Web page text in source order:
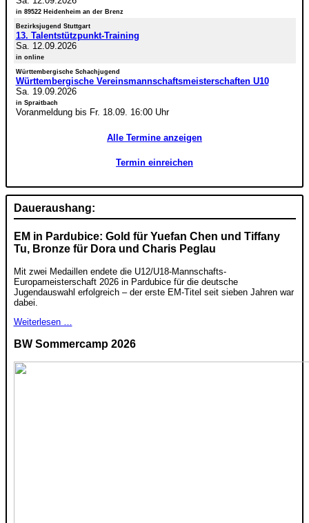
in 89522 Heidenheim an der Brenz
Bezirksjugend Stuttgart
13. Talentstützpunkt-Training
Sa. 12.09.2026
in online
Württembergische Schachjugend
Württembergische Vereinsmannschaftsmeisterschaften U10
Sa. 19.09.2026
in Spraitbach
Voranmeldung bis Fr. 18.09. 16:00 Uhr
Alle Termine anzeigen
Termin einreichen
Daueraushang:
EM in Pardubice: Gold für Yuefan Chen und Tiffany
Tu, Bronze für Dora und Charis Peglau
Mit zwei Medaillen endete die U12/U18-Mannschafts-
Europameisterschaft 2026 in Pardubice für die deutsche
Jugendauswahl erfolgreich – der erste EM-Titel seit sieben Jahren war
dabei.
Weiterlesen …
BW Sommercamp 2026